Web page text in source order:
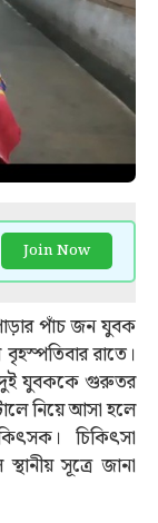
Join Now
পাঁচ জন যুবক
রাতে।
দুই যুবককে গুরুতর
নিয়ে আসা হলে
চিকিৎসা
সূত্রে জানা